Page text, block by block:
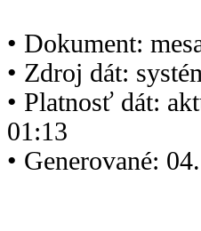
• Dokument:
• Zdroj dát:
• Platnosť dát:
01:13
• Generované: